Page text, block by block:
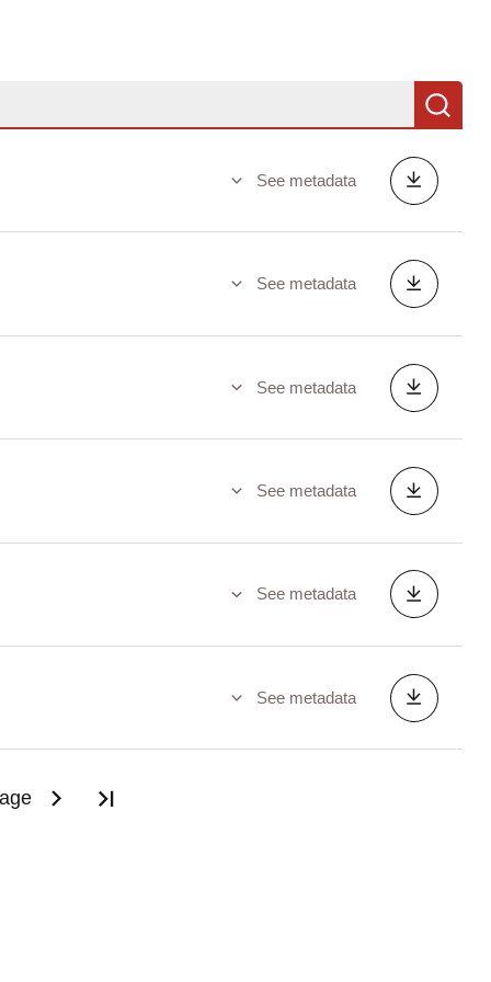
See metadata
See metadata
See metadata
See metadata
See metadata
See metadata